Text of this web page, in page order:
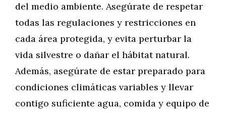
del medio ambiente. Asegúrate de respetar
todas las regulaciones y restricciones en
cada área protegida, y evita perturbar la
vida silvestre o dañar el hábitat natural.
Además, asegúrate de estar preparado para
condiciones climáticas variables y llevar
contigo suficiente agua, comida y equipo de